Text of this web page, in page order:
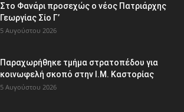
Στο Φανάρι προσεχώς ο νέος Πατριάρχης
Γεωργίας Σίο Γ’
5 Αυγούστου 2026
Παραχωρήθηκε τμήμα στρατοπέδου για
κοινωφελή σκοπό στην Ι.Μ. Καστορίας
5 Αυγούστου 2026